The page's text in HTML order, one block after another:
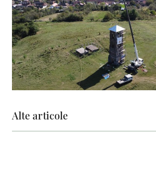
Alte articole